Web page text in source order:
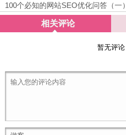
100个必知的网站SEO优化问答（一）
相关评论
暂无评论